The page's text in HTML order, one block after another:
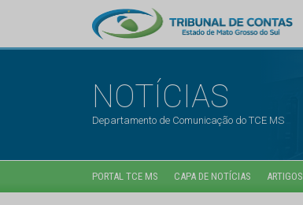
NOTÍCIAS
Departamento de Comunicação do TCE MS
PORTAL TCE MS CAPA DE NOTÍCIAS ARTIGOS